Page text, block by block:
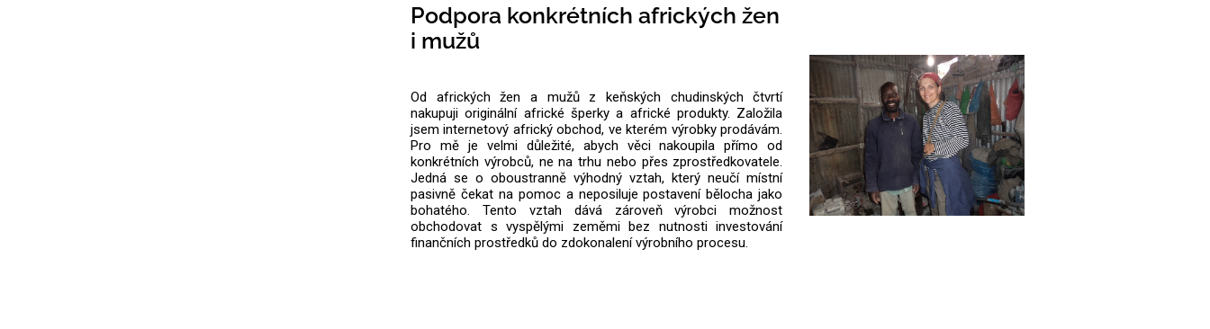
Podpora konkrétních afrických žen
i mužů
Od afrických žen a mužů z keňských chudinských čtvrtí
nakupuji originální africké šperky a africké produkty. Založila
jsem internetový africký obchod, ve kterém výrobky prodávám.
Pro mě je velmi důležité, abych věci nakoupila přímo od
konkrétních výrobců, ne na trhu nebo přes zprostředkovatele.
Jedná se o oboustranně výhodný vztah, který neučí místní
pasivně čekat na pomoc a neposiluje postavení bělocha jako
bohatého. Tento vztah dává zároveň výrobci možnost
obchodovat s vyspělými zeměmi bez nutnosti investování
finančních prostředků do zdokonalení výrobního procesu.